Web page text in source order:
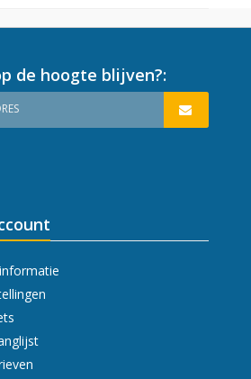
de hoogte blijven?: